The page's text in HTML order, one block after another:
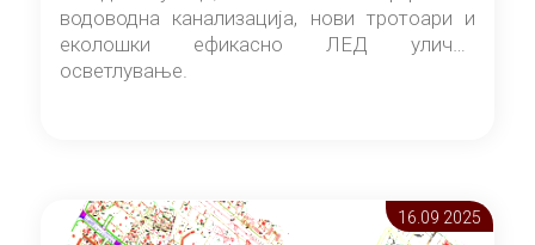
водоводна канализација, нови тротоари и
еколошки ефикасно ЛЕД улично
осветлување.
16.09 2025